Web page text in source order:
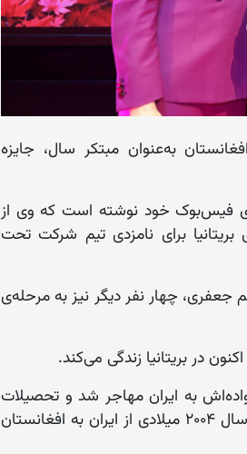
به‌عنوان مبتکر سال، جایزه
در حساب کاربری فیس‌بوک خود نوشته است که وی از
برای نامزدی تیم شرکت تحت
جعفری، چهار نفر دیگر نیز به مرحله‌ی
در بریتانیا زندگی می‌کند.
به ایران مهاجر شد و تحصیلات
خود را تا پایان دوره‌ی لیسانس در این کشور ادامه داده و سپس در سال ۲۰۰۴ میلادی از ایران به افغانستان